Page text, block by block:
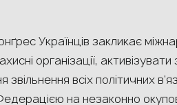
Українців закликає
організації,
звільнення всіх політичних
на незаконно